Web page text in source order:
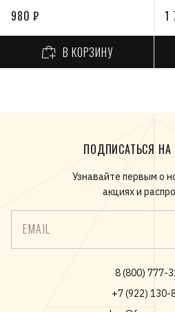
980 ₽
В КОРЗИНУ
1
ПОДПИСАТЬСЯ НА
Узнавайте первым о
акциях и
EMAIL
8 (800) 777-
+7 (922) 130-